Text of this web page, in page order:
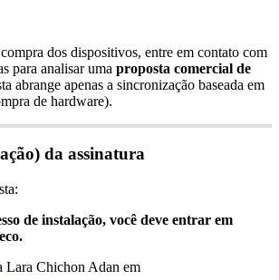
compra dos dispositivos, entre em contato com
para analisar uma proposta comercial de
abrange apenas a sincronização baseada em
de hardware).
ção) da assinatura
:
de instalação, você deve entrar em
.
Lara Chichon Adan em